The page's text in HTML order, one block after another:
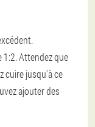
1:2. Attendez que
cuire jusqu'à ce
ajouter des